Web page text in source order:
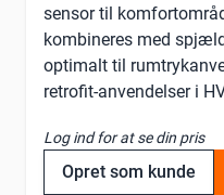
sensor til
kombineres med
optimalt til
retrofit-anvendelser i
Log ind for at se din pris
Opret som kunde